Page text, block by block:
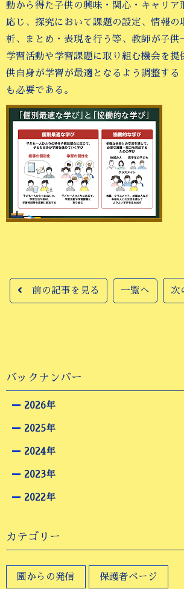
動から得た子供の興味・関心・キャリア
応じ、探究において課題の設定、情報の
析、まとめ・表現を行う等、教師が子供
学習活動や学習課題に取り組む機会を提
供自身が学習が最適となるよう調整する
も必要である。
前の記事を見る 一覧へ 次
バックナンバー
2026年
2025年
2024年
2023年
2022年
カテゴリー
園からの発信 保護者ページ